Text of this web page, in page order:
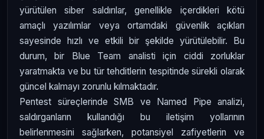
yürütülen siber saldırılar, genellikle içerdikleri kötü
amaçlı yazılımlar veya ortamdaki güvenlik açıkları
sayesinde hızlı ve etkili bir şekilde yürütülebilir. Bu
durum, bir Blue Team analisti için ciddi zorluklar
yaratmakta ve bu tür tehditlerin tespitinde sürekli olarak
güncel kalmayı zorunlu kılmaktadır.
Pentest süreçlerinde SMB ve Named Pipe analizi,
saldırganların kullandığı bu iletişim yollarının
belirlenmesini sağlarken, potansiyel zafiyetlerin ve